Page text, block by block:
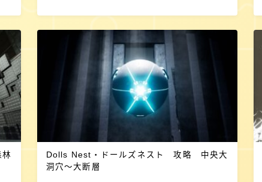
Dolls Nest・ドールズネスト 攻略 中央大
洞穴～大断層